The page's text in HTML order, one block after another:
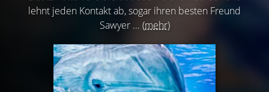
lehnt jeden Kontakt ab, sogar ihren besten Freund
Sawyer ... (mehr)